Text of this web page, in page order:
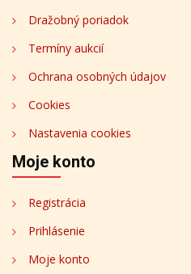
Dražobný poriadok
Termíny aukcií
Ochrana osobných údajov
Cookies
Nastavenia cookies
Moje konto
Registrácia
Prihlásenie
Moje konto